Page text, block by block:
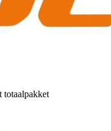
totaalpakket